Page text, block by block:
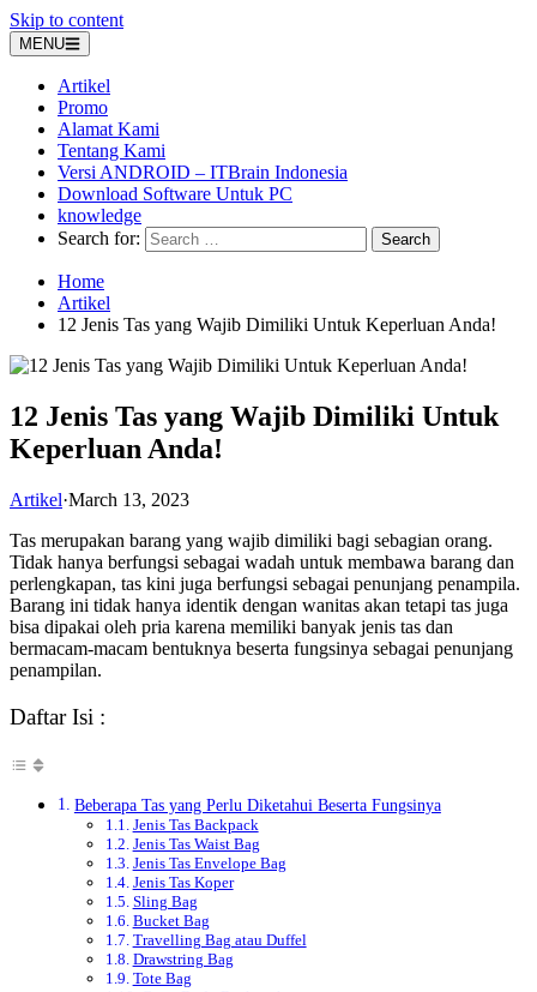
Skip to content
MENU
Artikel
Promo
Alamat Kami
Tentang Kami
Versi ANDROID – ITBrain Indonesia
Download Software Untuk PC
knowledge
Search for:
Home
Artikel
12 Jenis Tas yang Wajib Dimiliki Untuk Keperluan Anda!
12 Jenis Tas yang Wajib Dimiliki Untuk
Keperluan Anda!
Artikel·March 13, 2023
Tas merupakan barang yang wajib dimiliki bagi sebagian orang.
Tidak hanya berfungsi sebagai wadah untuk membawa barang dan
perlengkapan, tas kini juga berfungsi sebagai penunjang penampila.
Barang ini tidak hanya identik dengan wanitas akan tetapi tas juga
bisa dipakai oleh pria karena memiliki banyak jenis tas dan
bermacam-macam bentuknya beserta fungsinya sebagai penunjang
penampilan.
Daftar Isi :
Beberapa Tas yang Perlu Diketahui Beserta Fungsinya
Jenis Tas Backpack
Jenis Tas Waist Bag
Jenis Tas Envelope Bag
Jenis Tas Koper
Sling Bag
Bucket Bag
Travelling Bag atau Duffel
Drawstring Bag
Tote Bag